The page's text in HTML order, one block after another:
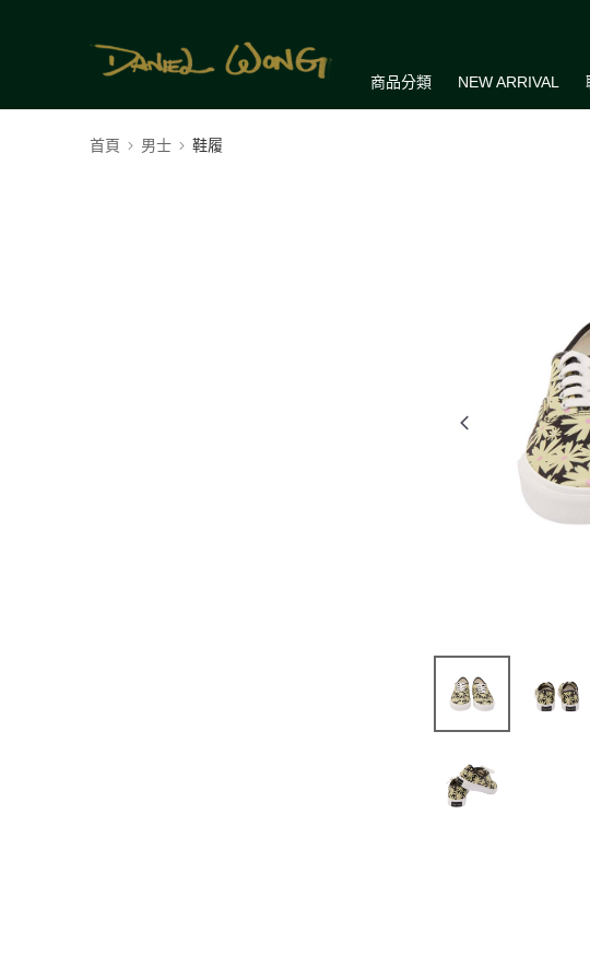
商品分類 NEW ARRIVAL
首頁 男士 鞋履